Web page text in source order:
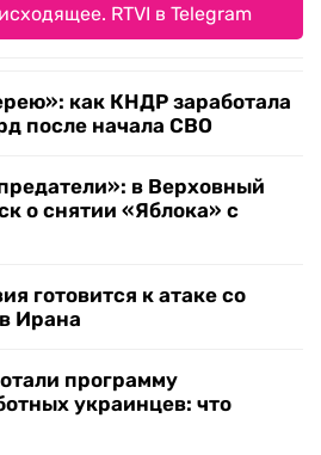
RTVI в Telegram
как КНДР заработала
после начала СВО
в Верховный
о снятии «Яблока» с
готовится к атаке со
Ирана
программу
украинцев: что